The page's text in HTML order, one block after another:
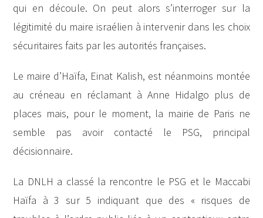
qui en découle. On peut alors s’interroger sur la
légitimité du maire israélien à intervenir dans les choix
sécuritaires faits par les autorités françaises.
Le maire d’Haïfa, Einat Kalish, est néanmoins montée
au créneau en réclamant à Anne Hidalgo plus de
places mais, pour le moment, la mairie de Paris ne
semble pas avoir contacté le PSG, principal
décisionnaire.
La DNLH a classé la rencontre le PSG et le Maccabi
Haïfa à 3 sur 5 indiquant que des « risques de